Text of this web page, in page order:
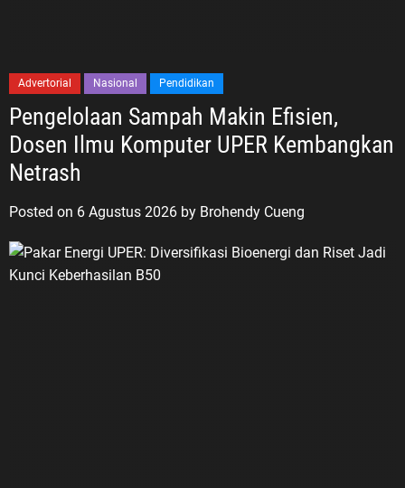
Advertorial Nasional Pendidikan
Pengelolaan Sampah Makin Efisien,
Dosen Ilmu Komputer UPER Kembangkan
Netrash
Posted on 6 Agustus 2026 by Brohendy Cueng